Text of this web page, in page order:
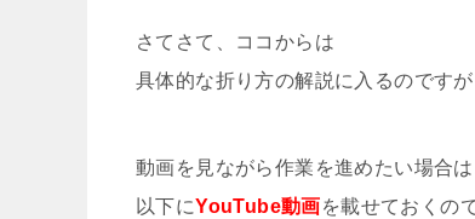
さてさて、ココからは
具体的な折り方の解説に入るのですが
動画を見ながら作業を進めたい場合は
以下にYouTube動画を載せておくの